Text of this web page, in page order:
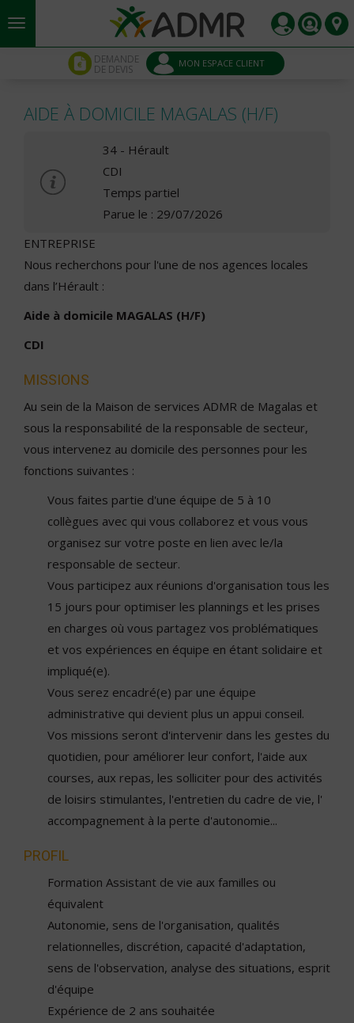
Aller au contenu principal
DEMANDE
DE DEVIS MON ESPACE CLIENT
AIDE À DOMICILE MAGALAS (H/F)
34 - Hérault
CDI
Temps partiel
Parue le : 29/07/2026
ENTREPRISE
Nous recherchons pour l'une de nos agences locales
dans l’Hérault :
Aide à domicile MAGALAS (H/F)
CDI
MISSIONS
Au sein de la Maison de services ADMR de Magalas et
sous la responsabilité de la responsable de secteur,
vous intervenez au domicile des personnes pour les
fonctions suivantes :
Vous faites partie d'une équipe de 5 à 10
collègues avec qui vous collaborez et vous vous
organisez sur votre poste en lien avec le/la
responsable de secteur.
Vous participez aux réunions d'organisation tous les
15 jours pour optimiser les plannings et les prises
en charges où vous partagez vos problématiques
et vos expériences en équipe en étant solidaire et
impliqué(e).
Vous serez encadré(e) par une équipe
administrative qui devient plus un appui conseil.
Vos missions seront d'intervenir dans les gestes du
quotidien, pour améliorer leur confort, l'aide aux
courses, aux repas, les solliciter pour des activités
de loisirs stimulantes, l'entretien du cadre de vie, l'
accompagnement à la perte d'autonomie...
PROFIL
Formation Assistant de vie aux familles ou
équivalent
Autonomie, sens de l'organisation, qualités
relationnelles, discrétion, capacité d'adaptation,
sens de l'observation, analyse des situations, esprit
d'équipe
Expérience de 2 ans souhaitée
Panneau de gestion des cookies